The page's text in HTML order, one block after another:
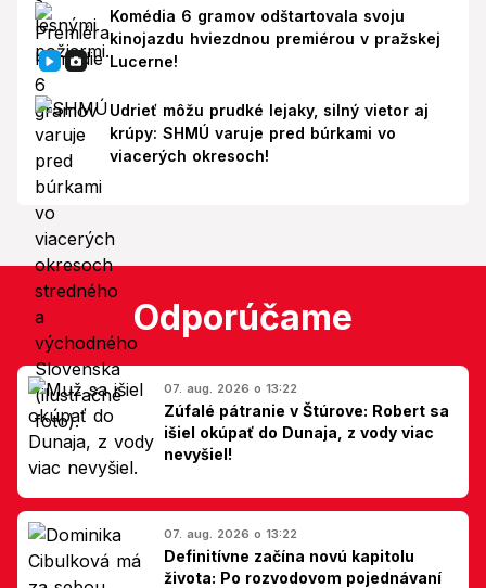
Komédia 6 gramov odštartovala svoju
kinojazdu hviezdnou premiérou v pražskej
Lucerne!
Udrieť môžu prudké lejaky, silný vietor aj
krúpy: SHMÚ varuje pred búrkami vo
viacerých okresoch!
Odporúčame
07. aug. 2026 o 13:22
Zúfalé pátranie v Štúrove: Robert sa
išiel okúpať do Dunaja, z vody viac
nevyšiel!
07. aug. 2026 o 13:22
Definitívne začína novú kapitolu
života: Po rozvodovom pojednávaní